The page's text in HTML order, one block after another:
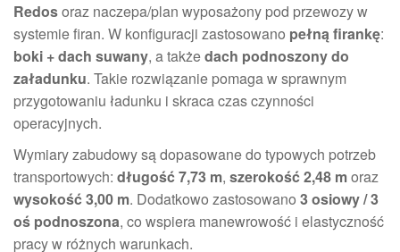
Redosoraz naczepa/plan wyposażony pod przewozy w
systemie firan. W konfiguracji zastosowano pełną firankę:
boki + dach suwany, a takżedach podnoszony do
załadunku. Takie rozwiązanie pomaga w sprawnym
przygotowaniu ładunku i skraca czas czynności
operacyjnych.
Wymiary zabudowy są dopasowane do typowych potrzeb
transportowych: długość 7,73 m, szerokość 2,48 moraz
wysokość 3,00 m. Dodatkowo zastosowano 3 osiowy / 3
oś podnoszona, co wspiera manewrowość i elastyczność
pracy w różnych warunkach.